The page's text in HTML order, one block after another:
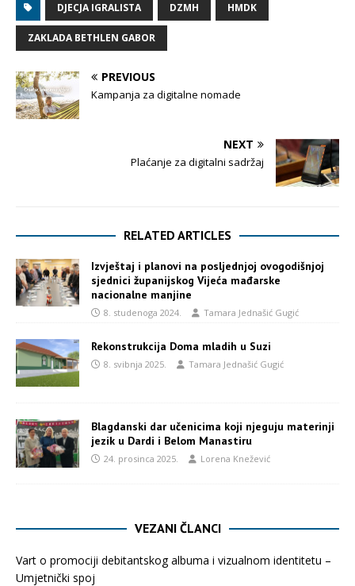
DJECJA IGRALISTA DZMH HMDK
ZAKLADA BETHLEN GABOR
PREVIOUS
Kampanja za digitalne nomade
NEXT
Plaćanje za digitalni sadržaj
RELATED ARTICLES
Izvještaj i planovi na posljednjoj ovogodišnjoj
sjednici županijskog Vijeća mađarske
nacionalne manjine
8. studenoga 2024. Tamara Jednašić Gugić
Rekonstrukcija Doma mladih u Suzi
8. svibnja 2025. Tamara Jednašić Gugić
Blagdanski dar učenicima koji njeguju materinji
jezik u Dardi i Belom Manastiru
24. prosinca 2025. Lorena Knežević
VEZANI ČLANCI
Vart o promociji debitantskog albuma i vizualnom identitetu –
Umjetnički spoj